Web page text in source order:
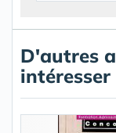
D'autres
intéresser